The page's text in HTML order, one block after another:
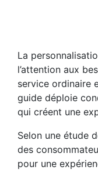
La
l’attention aux
service ordinaire
guide déploie
qui créent une
Selon une étude
des
pour une